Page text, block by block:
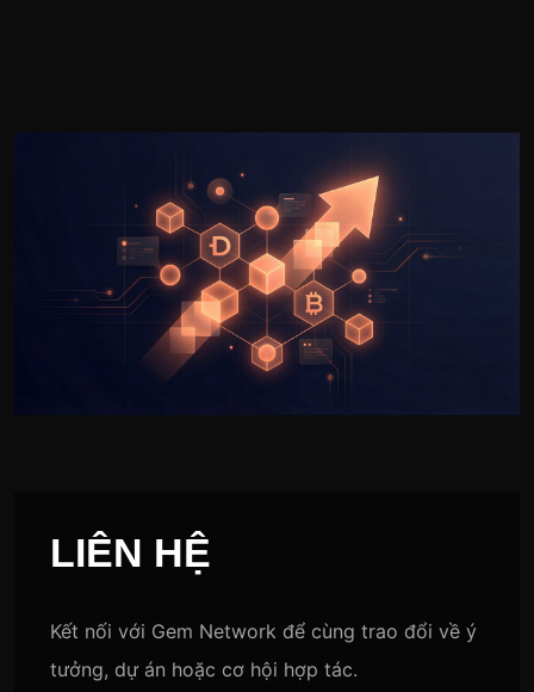
LIÊN HỆ
Kết nối với Gem Network để cùng trao đổi về ý
tưởng, dự án hoặc cơ hội hợp tác.